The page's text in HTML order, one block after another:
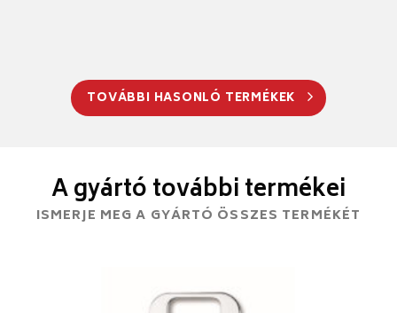
TOVÁBBI HASONLÓ TERMÉKEK
A gyártó további termékei
ISMERJE MEG A GYÁRTÓ ÖSSZES TERMÉKÉT